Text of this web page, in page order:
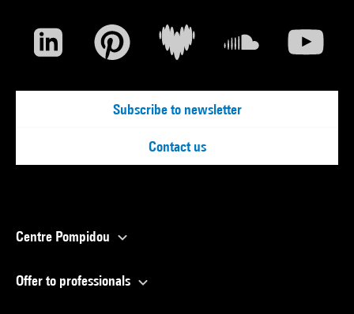
Subscribe to newsletter
Contact us
Centre Pompidou
Offer to professionals